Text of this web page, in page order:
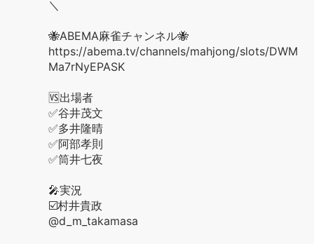
＼
🐝ABEMA麻雀チャンネル🐝
https://abema.tv/channels/mahjong/slots/DWM
Ma7rNyEPASK
🆚出場者
✅谷井茂文
✅多井隆晴
✅阿部孝則
✅筒井七夜
🎤実況
☑️村井貴政
@d_m_takamasa